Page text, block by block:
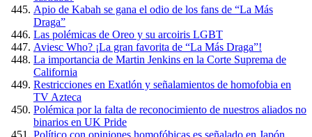
Apio de Kabah se gana el odio de los fans de “La Más
Draga”
Las polémicas de Oreo y su arcoiris LGBT
Aviesc Who? ¡La gran favorita de “La Más Draga”!
La importancia de Martin Jenkins en la Corte Suprema de
California
Restricciones en Exatlón y señalamientos de homofobia en
TV Azteca
Polémica por la falta de reconocimiento de nuestros aliados no
binarios en UK Pride
Político con opiniones homofóbicas es señalado en Japón